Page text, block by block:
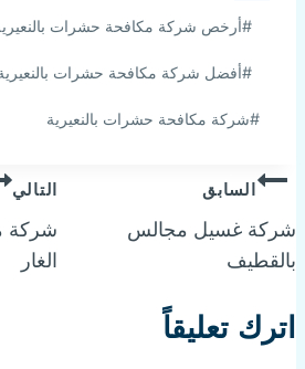
Share
وسوم
المقال:
#أرخص شركة مكافحة حشرات
#أفضل شركة مكافحة حشرات
#شركة مكافحة حشرات بالنعيرية
تصفّح
المقالات
السابق
شركة غسيل مجالس
بالقطيف
التالي
شركة
الغار
اترك تعليقاً